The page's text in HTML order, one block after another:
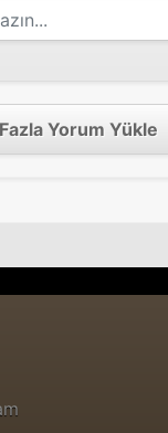
Yorum Yükle